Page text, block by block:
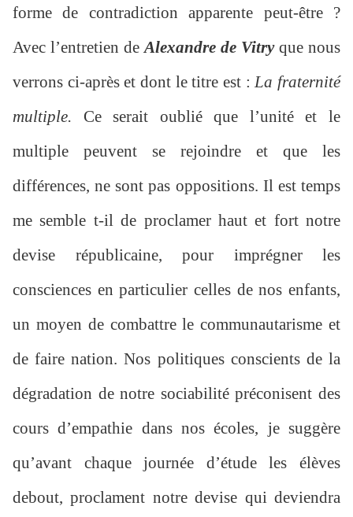
forme de contradiction apparente peut-être ?
Avec l’entretien deAlexandre de Vitry que nous
verrons ci-après et dont le titre est :La fraternité
multiple. Ce serait oublié que l’unité et le
multiple peuvent se rejoindre et que les
différences, ne sont pas oppositions. Il est temps
me semble t-il de proclamer haut et fort notre
devise républicaine, pour imprégner les
consciences en particulier celles de nos enfants,
un moyen de combattre le communautarisme et
de faire nation. Nos politiques conscients de la
dégradation de notre sociabilité préconisent des
cours d’empathie dans nos écoles, je suggère
qu’avant chaque journée d’étude les élèves
debout, proclament notre devise qui deviendra